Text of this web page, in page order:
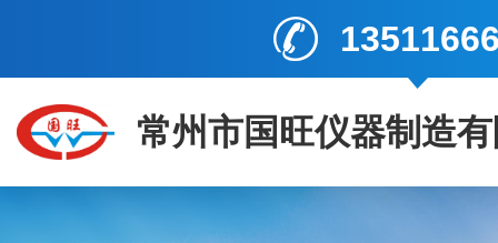
常州市国旺仪器制造